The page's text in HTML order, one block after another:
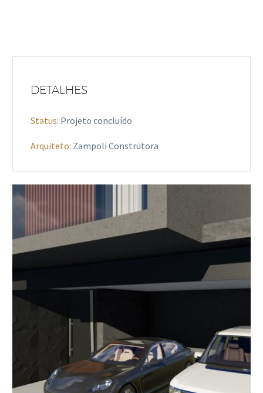
DETALHES
Status: Projeto concluído
Arquiteto: Zampoli Construtora